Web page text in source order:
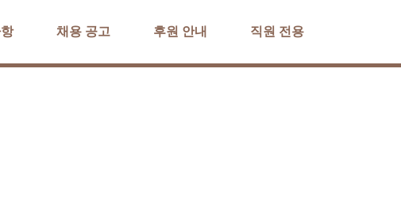
채용 공고 후원 안내 직원 전용